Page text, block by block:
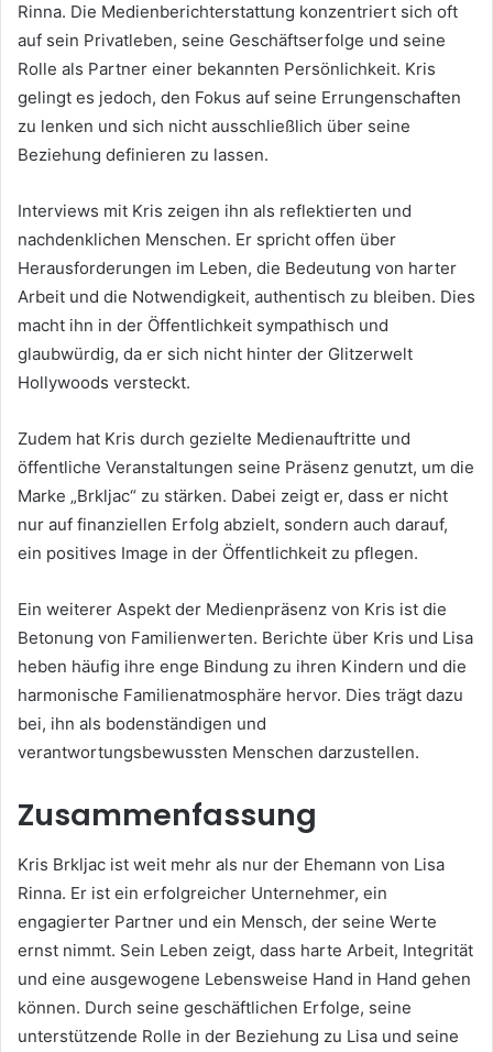
Rinna. Die Medienberichterstattung konzentriert sich oft
auf sein Privatleben, seine Geschäftserfolge und seine
Rolle als Partner einer bekannten Persönlichkeit. Kris
gelingt es jedoch, den Fokus auf seine Errungenschaften
zu lenken und sich nicht ausschließlich über seine
Beziehung definieren zu lassen.
Interviews mit Kris zeigen ihn als reflektierten und
nachdenklichen Menschen. Er spricht offen über
Herausforderungen im Leben, die Bedeutung von harter
Arbeit und die Notwendigkeit, authentisch zu bleiben. Dies
macht ihn in der Öffentlichkeit sympathisch und
glaubwürdig, da er sich nicht hinter der Glitzerwelt
Hollywoods versteckt.
Zudem hat Kris durch gezielte Medienauftritte und
öffentliche Veranstaltungen seine Präsenz genutzt, um die
Marke „Brkljac“ zu stärken. Dabei zeigt er, dass er nicht
nur auf finanziellen Erfolg abzielt, sondern auch darauf,
ein positives Image in der Öffentlichkeit zu pflegen.
Ein weiterer Aspekt der Medienpräsenz von Kris ist die
Betonung von Familienwerten. Berichte über Kris und Lisa
heben häufig ihre enge Bindung zu ihren Kindern und die
harmonische Familienatmosphäre hervor. Dies trägt dazu
bei, ihn als bodenständigen und
verantwortungsbewussten Menschen darzustellen.
Zusammenfassung
Kris Brkljac ist weit mehr als nur der Ehemann von Lisa
Rinna. Er ist ein erfolgreicher Unternehmer, ein
engagierter Partner und ein Mensch, der seine Werte
ernst nimmt. Sein Leben zeigt, dass harte Arbeit, Integrität
und eine ausgewogene Lebensweise Hand in Hand gehen
können. Durch seine geschäftlichen Erfolge, seine
unterstützende Rolle in der Beziehung zu Lisa und seine